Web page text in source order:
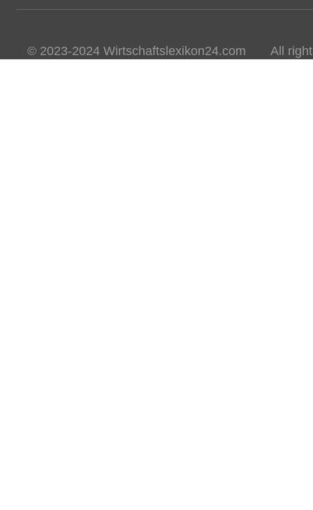
© 2023-2024 Wirtschaftslexikon24.com All